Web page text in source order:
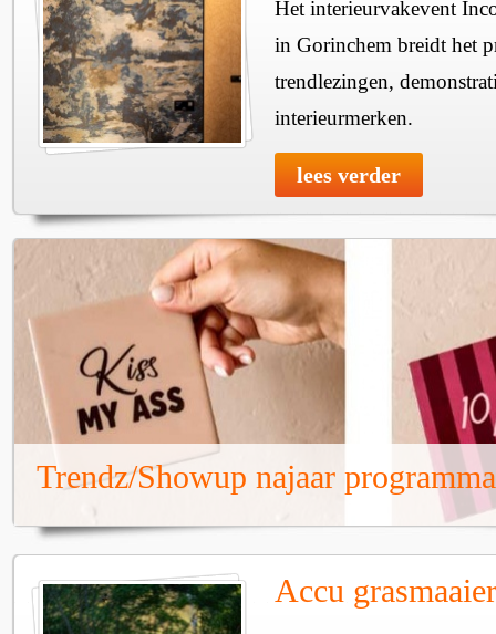
Het interieurvakevent
in Gorinchem breidt het
trendlezingen,
interieurmerken.
lees verder
Trendz/Showup najaar programma
Accu